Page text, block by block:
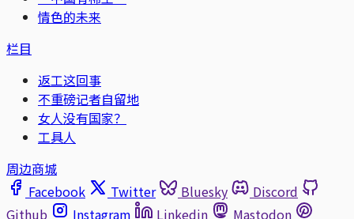
情色的未来
栏目
返工这回事
不重磅记者自留地
女人没有国家？
工具人
周边商城
Facebook
Twitter Bluesky
Discord
Github
Instagram Linkedin
Mastodon